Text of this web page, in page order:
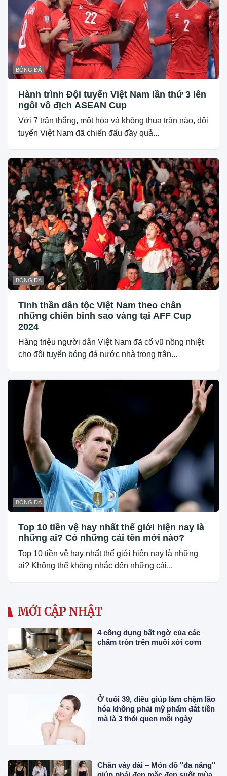
BÓNG ĐÁ
Hành trình Đội tuyển Việt Nam lần thứ 3 lên
ngôi vô địch ASEAN Cup
Với 7 trận thắng, một hòa và không thua trận nào, đội
tuyển Việt Nam đã chiến đấu đầy quả...
BÓNG ĐÁ
Tinh thần dân tộc Việt Nam theo chân
những chiến binh sao vàng tại AFF Cup
2024
Hàng triệu người dân Việt Nam đã cổ vũ nồng nhiệt
cho đội tuyển bóng đá nước nhà trong trận...
BÓNG ĐÁ
Top 10 tiền vệ hay nhất thế giới hiện nay là
những ai? Có những cái tên mới nào?
Top 10 tiền vệ hay nhất thế giới hiện nay là những
ai? Không thể không nhắc đến những cái...
MỚI CẬP NHẬT
4 công dụng bất ngờ của các
chấm tròn trên muôi xới cơm
Ở tuổi 39, điều giúp làm chậm lão
hóa không phải mỹ phẩm đắt tiền
mà là 3 thói quen mỗi ngày
Chân váy dài – Món đồ "đa năng"